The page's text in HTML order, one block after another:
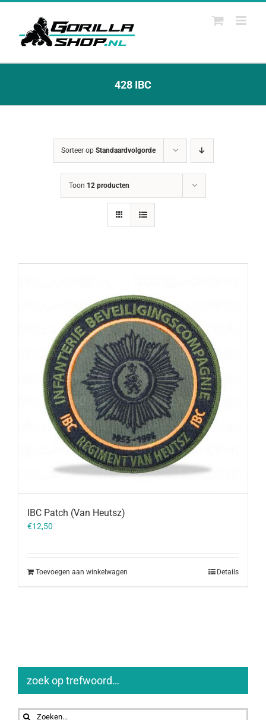
Ga
428 IBC
Sorteer op Standaardvolgorde
Toon 12 producten
IBC Patch (Van Heutsz)
€12,50
Toevoegen aan winkelwagen Details
zoek op trefwoord…
Zoeken